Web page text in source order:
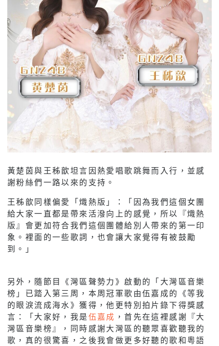
黃楚茵與王秭歆坦言因熱愛唱歌跳舞而入行，並感
謝粉絲們一路以來的支持。
王秭歆同樣偏愛「熾熱版」：「因為我們這個女團
給大家一直都是帶來活潑向上的感覺，所以『熾熱
版』會更加符合我們這個團體給別人帶來的第一印
象。裡面的一些歌詞，也會讓大家覺得有被鼓勵
到。」
另外，隨節目《灣區聲勢力》啟動的「大灣區音樂
榜」已踏入第三周，本周冠軍歌由伍嘉成的《等我
的眼淚流成海水》獲得，他更特別拍片錄下得獎感
言：「大家好，我是 伍嘉成 ，首先在這裡感謝『大
灣區音樂榜』，同時感謝大灣區的聽眾喜歡聽我的
歌，真的很驚喜，之後我會做更多好聽的歌和粵語